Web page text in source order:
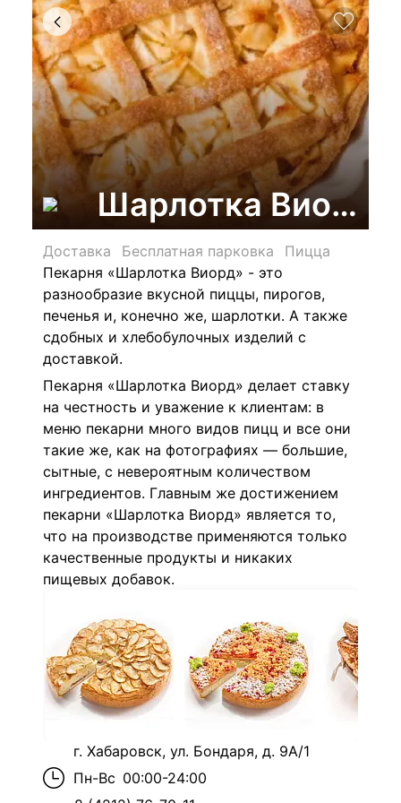
Шарлотка Виорд,
Доставка Бесплатная парковка
Пицца
Пекарня «Шарлотка Виорд» - это
разнообразие вкусной пиццы, пирогов,
печенья и, конечно же, шарлотки. А также
сдобных и хлебобулочных изделий с
доставкой.
Пекарня «Шарлотка Виорд» делает ставку
на честность и уважение к клиентам: в
меню пекарни много видов пицц и все они
такие же, как на фотографиях — большие,
сытные, с невероятным количеством
ингредиентов. Главным же достижением
пекарни «Шарлотка Виорд» является то,
что на производстве применяются только
качественные продукты и никаких
пищевых добавок.
г. Хабаровск, ул. Бондаря, д. 9А/1
Пн-Вс 00:00-24:00